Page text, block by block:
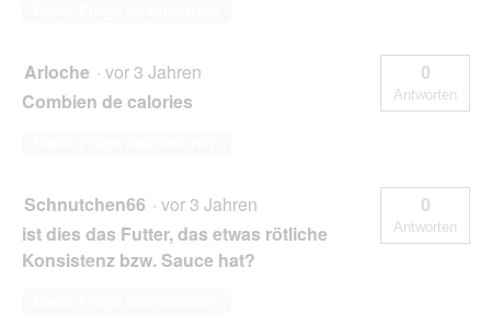
Arloche · vor 3 Jahren
Combien de calories
0
Antworten
Schnutchen66 · vor 3 Jahren
ist dies das Futter, das etwas rötliche
Konsistenz bzw. Sauce hat?
0
Antworten